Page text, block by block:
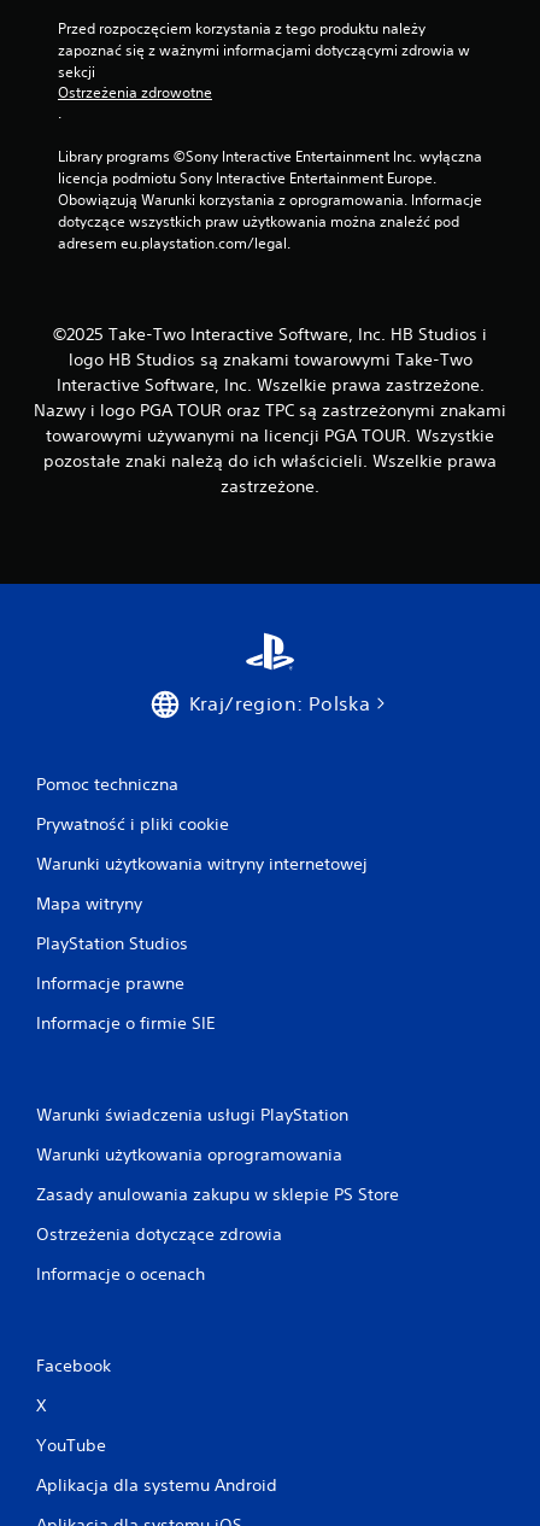
Przed rozpoczęciem korzystania z tego produktu należy
zapoznać się z ważnymi informacjami dotyczącymi zdrowia w
sekcji
Ostrzeżenia zdrowotne
.
Library programs ©Sony Interactive Entertainment Inc. wyłączna
licencja podmiotu Sony Interactive Entertainment Europe.
Obowiązują Warunki korzystania z oprogramowania. Informacje
dotyczące wszystkich praw użytkowania można znaleźć pod
adresem eu.playstation.com/legal.
©2025 Take-Two Interactive Software, Inc. HB Studios i
logo HB Studios są znakami towarowymi Take-Two
Interactive Software, Inc. Wszelkie prawa zastrzeżone.
Nazwy i logo PGA TOUR oraz TPC są zastrzeżonymi znakami
towarowymi używanymi na licencji PGA TOUR. Wszystkie
pozostałe znaki należą do ich właścicieli. Wszelkie prawa
zastrzeżone.
Kraj/region: Polska
Pomoc techniczna
Prywatność i pliki cookie
Warunki użytkowania witryny internetowej
Mapa witryny
PlayStation Studios
Informacje prawne
Informacje o firmie SIE
Warunki świadczenia usługi PlayStation
Warunki użytkowania oprogramowania
Zasady anulowania zakupu w sklepie PS Store
Ostrzeżenia dotyczące zdrowia
Informacje o ocenach
Facebook
X
YouTube
Aplikacja dla systemu Android